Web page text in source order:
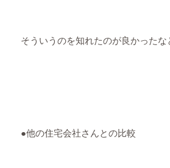
そういうのを知れたのが良かったな
●他の住宅会社さんとの比較